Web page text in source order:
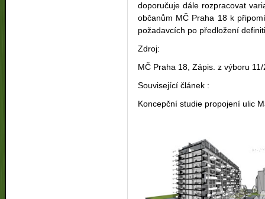
doporučuje dále rozpracovat
občanům MČ Praha 18 k
požadavcích po předložení
Zdroj:
MČ Praha 18, Zápis. z výboru
Související článek :
Koncepční studie propojení ulic